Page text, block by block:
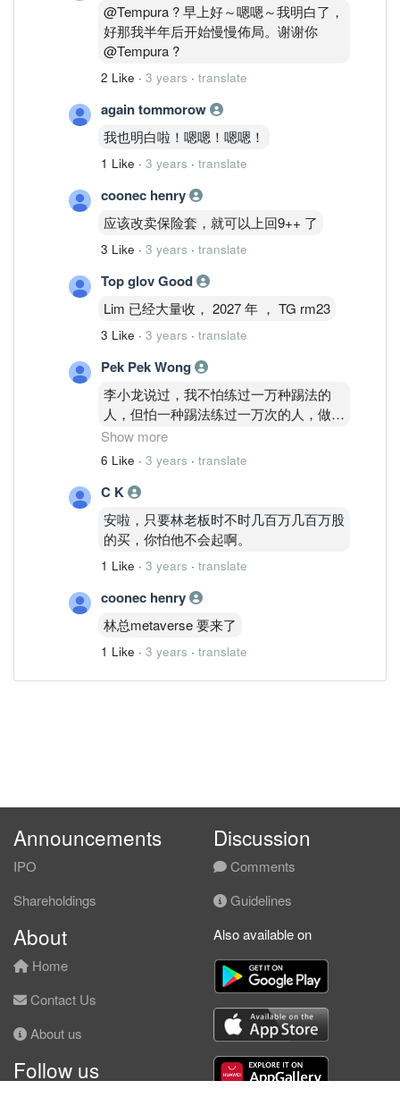
@Tempura ? 早上好～嗯嗯～我明白了，
好那我半年后开始慢慢佈局。谢谢你
@Tempura ?
2 Like · 3 years · translate
again tommorow
我也明白啦！嗯嗯！嗯嗯！
1 Like · 3 years · translate
coonec henry
应该改卖保险套，就可以上回9++ 了
3 Like · 3 years · translate
Top glov Good
Lim 已经大量收， 2027 年 ， TG rm23
3 Like · 3 years · translate
Pek Pek Wong
李小龙说过，我不怕练过一万种踢法的
人，但怕一种踢法练过一万次的人，做生
意也是如此，一有钱就乱乱扩张别的领域
是很错误的，因为自己根本不熟练，一心
一意的搞好老本行才是王道，商机总会回
来 ！我不认为他真的输了， 毕竟他大把
时间等。半年一年只要一个报道说手套股
被严重低估时，随时都会迎来一个大反
弹。 纯属个人看法如果得罪请别在意。
Show more
6 Like · 3 years · translate
C K
安啦，只要林老板时不时几百万几百万股
的买，你怕他不会起啊。
1 Like · 3 years · translate
coonec henry
林总metaverse 要来了
1 Like · 3 years · translate
Announcements
IPO
Shareholdings
Discussion
Comments
Guidelines
About
Home
Contact Us
About us
Follow us
Also available on